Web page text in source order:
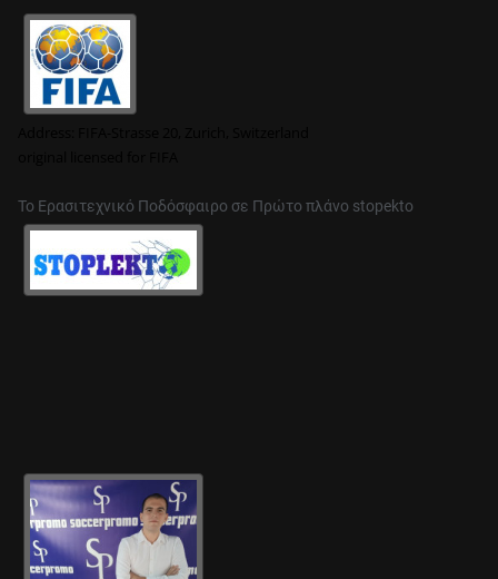
Το Ερασιτεχνικό Ποδόσφαιρο σε Πρώτο πλάνο stopekto